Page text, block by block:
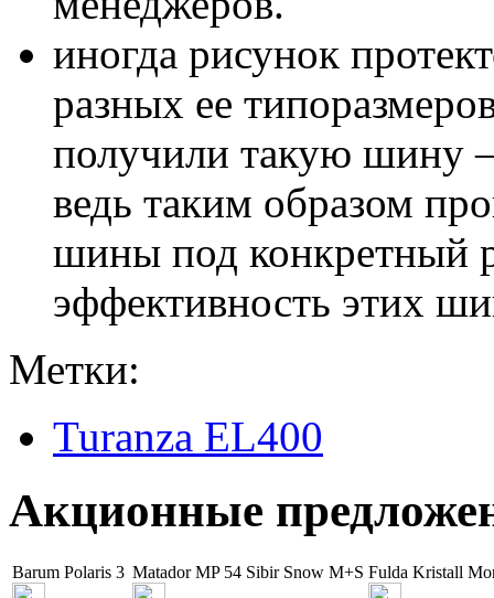
иногда рисунок
разных ее
получили такую шину
ведь таким образом
шины под конкретный
эффективность этих
Метки:
Turanza EL400
Акционные
Barum Polaris 3 Matador MP 54 Sibir Snow M+S Fulda Kristall